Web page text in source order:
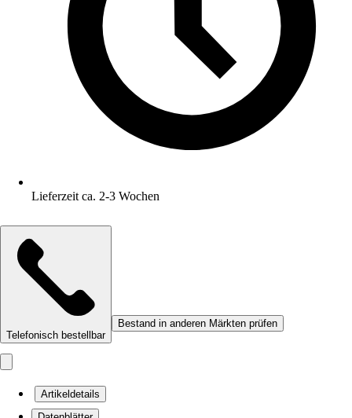
Lieferzeit ca. 2-3 Wochen
Telefonisch bestellbar
Bestand in anderen Märkten prüfen
Artikeldetails